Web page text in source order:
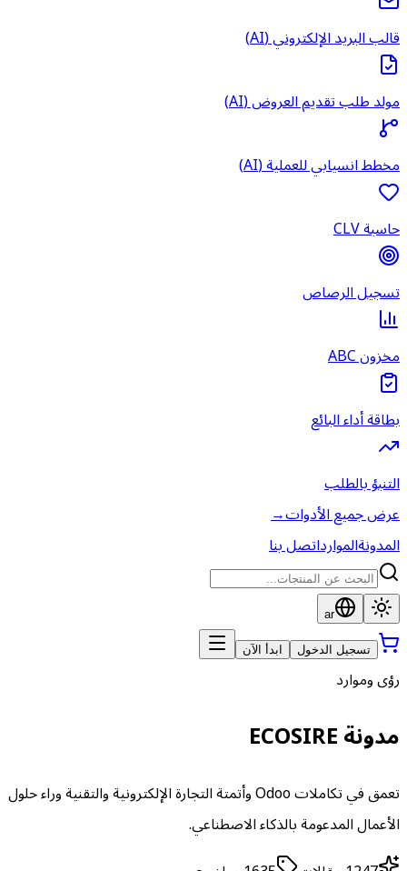
قالب البريد الإلكتروني (AI)
مولد طلب تقديم العروض (AI)
مخطط انسيابي للعملية (AI)
حاسبة CLV
تسجيل الرصاص
مخزون ABC
بطاقة أداء البائع
التنبؤ بالطلب
عرض جميع الأدوات→
المدونةالموارداتصل بنا
ar
تسجيل الدخول ابدأ الآن
رؤى وموارد
مدونة ECOSIRE
تعمق في تكاملات Odoo وأتمتة التجارة الإلكترونية والتقنية وراء حلول
الأعمال المدعومة بالذكاء الاصطناعي.